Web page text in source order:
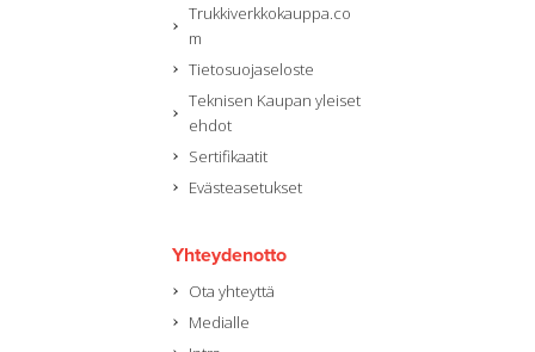
Trukkiverkkokauppa.co
m
Tietosuojaseloste
Teknisen Kaupan yleiset
ehdot
Sertifikaatit
Evästeasetukset
Yhteydenotto
Ota yhteyttä
Medialle